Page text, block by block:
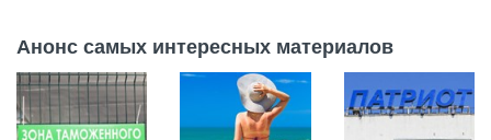
Анонс самых интересных материалов